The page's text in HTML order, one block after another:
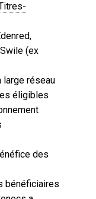
(ex
large réseau
éligibles
des
bénéficiaires